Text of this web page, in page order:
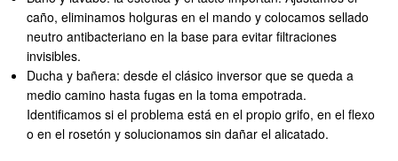
caño, eliminamos holguras en el mando y colocamos sellado
neutro antibacteriano en la base para evitar filtraciones
invisibles.
Ducha y bañera: desde el clásico inversor que se queda a
medio camino hasta fugas en la toma empotrada.
Identificamos si el problema está en el propio grifo, en el flexo
o en el rosetón y solucionamos sin dañar el alicatado.